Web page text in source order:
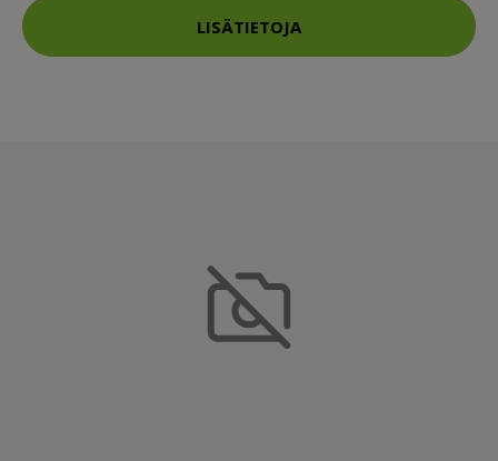
LISÄTIETOJA